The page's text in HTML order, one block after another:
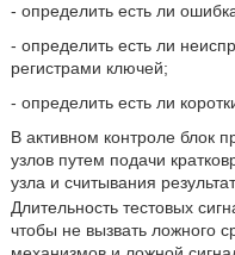
- определить есть ли
- определить есть ли
регистрами ключей;
- определить есть ли
В активном контроле блок
узлов путем подачи
узла и считывания
Длительность тестовых
чтобы не вызвать ложного